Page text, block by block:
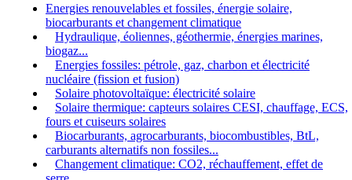
Energies renouvelables et fossiles, énergie solaire,
biocarburants et changement climatique
Hydraulique, éoliennes, géothermie, énergies marines,
biogaz...
Energies fossiles: pétrole, gaz, charbon et électricité
nucléaire (fission et fusion)
Solaire photovoltaïque: électricité solaire
Solaire thermique: capteurs solaires CESI, chauffage, ECS,
fours et cuiseurs solaires
Biocarburants, agrocarburants, biocombustibles, BtL,
carburants alternatifs non fossiles...
Changement climatique: CO2, réchauffement, effet de